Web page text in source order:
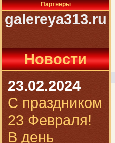
Партнеры
galereya313.ru
Новости
23.02.2024
С праздником
23 Февраля!
В день